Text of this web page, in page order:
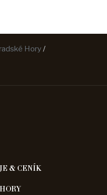
Hory
& CENÍK